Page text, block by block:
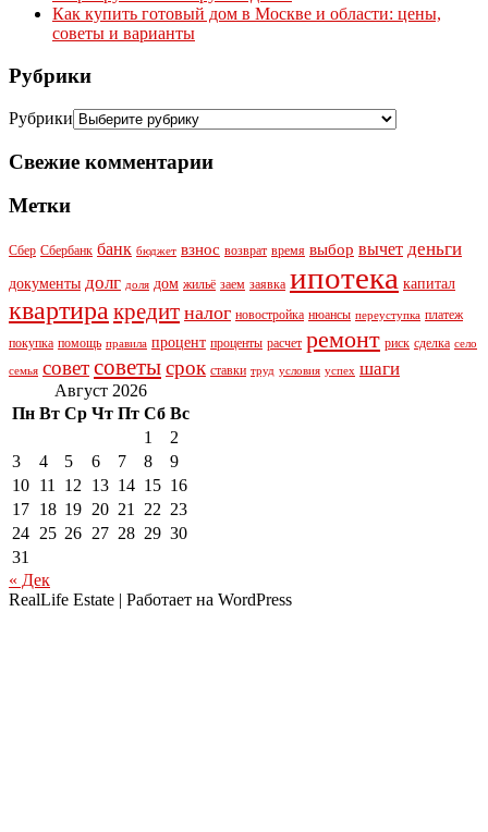
Как купить готовый дом в Москве и области: цены,
советы и варианты
Рубрики
Рубрики
Свежие комментарии
Метки
Сбер Сбербанк банк бюджет взнос возврат время выбор вычет деньги
документы долг доля дом жильё заем заявка ипотека капитал
квартира кредит налог новостройка нюансы переуступка платеж
покупка помощь правила процент проценты расчет ремонт риск сделка село
семья советсоветысрок ставки труд условия успех шаги
Август 2026
Пн Вт Ср Чт Пт Сб Вс
1
2
3
4 5 6 7 8
9
10 11 12 13 14 15 16
17 18 19 20 21 22 23
24 25 26 27 28 29 30
31
« Дек
RealLife Estate | Работает на WordPress